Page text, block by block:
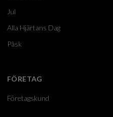
Jul
Alla Hjärtans Dag
Påsk
FÖRETAG
Företagskund